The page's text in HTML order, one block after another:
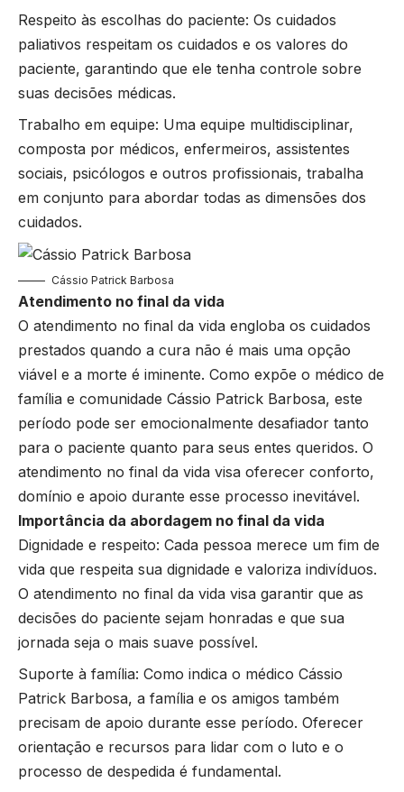
Respeito às escolhas do paciente: Os cuidados
paliativos respeitam os cuidados e os valores do
paciente, garantindo que ele tenha controle sobre
suas decisões médicas.
Trabalho em equipe: Uma equipe multidisciplinar,
composta por médicos, enfermeiros, assistentes
sociais, psicólogos e outros profissionais, trabalha
em conjunto para abordar todas as dimensões dos
cuidados.
Cássio Patrick Barbosa
Atendimento no final da vida
O atendimento no final da vida engloba os cuidados
prestados quando a cura não é mais uma opção
viável e a morte é iminente. Como expõe o médico de
família e comunidade Cássio Patrick Barbosa, este
período pode ser emocionalmente desafiador tanto
para o paciente quanto para seus entes queridos. O
atendimento no final da vida visa oferecer conforto,
domínio e apoio durante esse processo inevitável.
Importância da abordagem no final da vida
Dignidade e respeito: Cada pessoa merece um fim de
vida que respeita sua dignidade e valoriza indivíduos.
O atendimento no final da vida visa garantir que as
decisões do paciente sejam honradas e que sua
jornada seja o mais suave possível.
Suporte à família: Como indica o médico Cássio
Patrick Barbosa, a família e os amigos também
precisam de apoio durante esse período. Oferecer
orientação e recursos para lidar com o luto e o
processo de despedida é fundamental.